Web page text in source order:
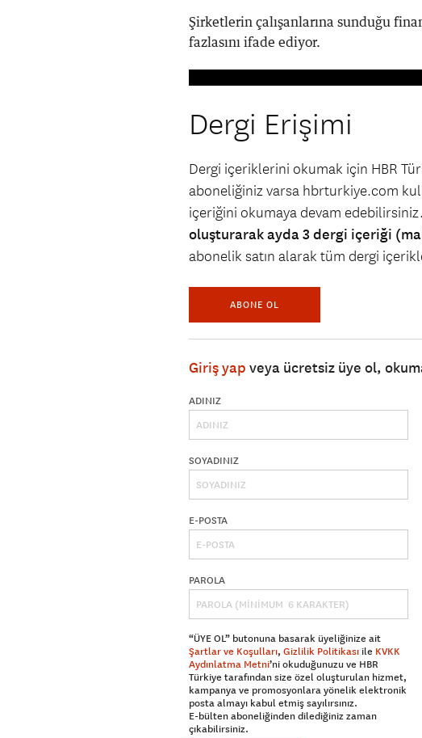
Şirketlerin çalışanlarına sunduğu
fazlasını ifade ediyor.
Dergi Erişimi
Dergi içeriklerini okumak için HBR
aboneliğiniz varsa hbrturkiye.com
içeriğini okumaya devam edebilirsiniz.
oluşturarak ayda 3 dergi içeriği
abonelik satın alarak tüm dergi
ABONE OL
Giriş yap veya ücretsiz üye ol,
ADINIZ
SOYADINIZ
E-POSTA
PAROLA
“ÜYE OL” butonuna basarak üyeliğinize ait
Şartlar ve Koşulları, Gizlilik Politikası ile KVKK
Aydınlatma Metni’ni okuduğunuzu ve HBR
Türkiye tarafından size özel oluşturulan hizmet,
kampanya ve promosyonlara yönelik elektronik
posta almayı kabul etmiş sayılırsınız.
E-bülten aboneliğinden dilediğiniz zaman
çıkabilirsiniz.